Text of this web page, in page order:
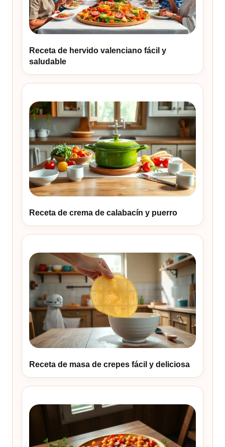
Receta de hervido valenciano fácil y
saludable
Receta de crema de calabacín y puerro
Receta de masa de crepes fácil y deliciosa